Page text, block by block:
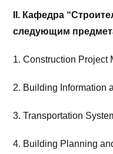
. Кафедра
следующим
1. Construction Project
2. Building Information
3. Transportation
4. Building Planning